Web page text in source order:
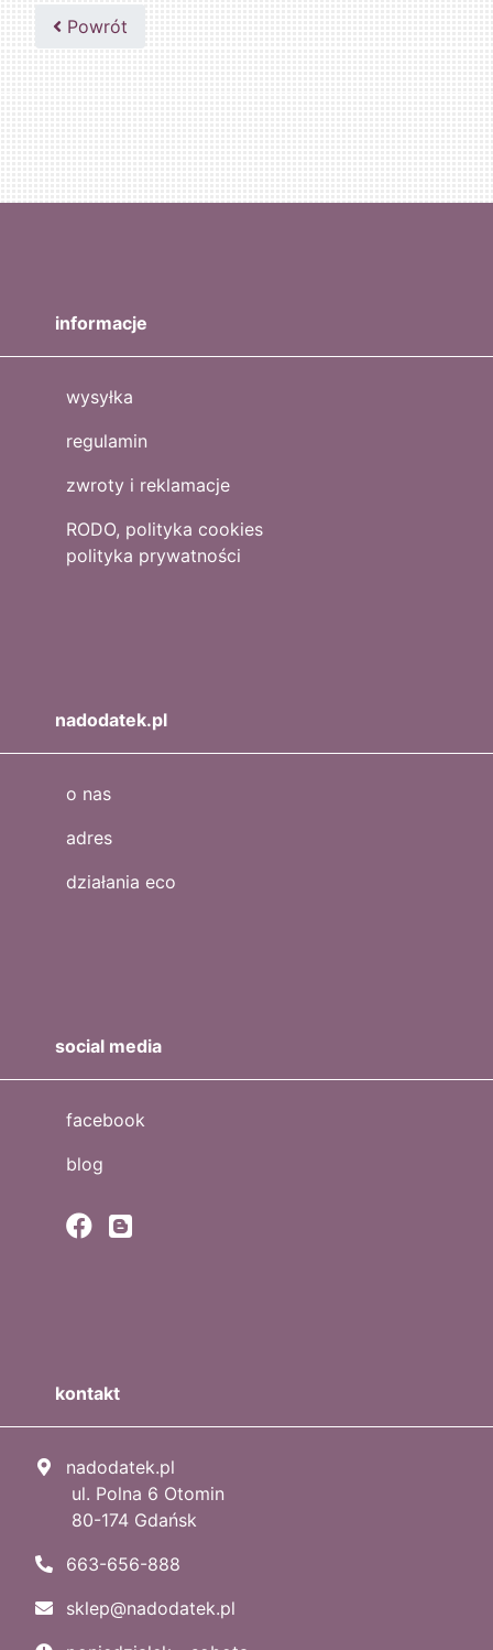
502047435
Powrót
informacje
wysyłka
regulamin
zwroty i reklamacje
RODO, polityka cookies
polityka prywatności
nadodatek.pl
o nas
adres
działania eco
social media
facebook
blog
kontakt
nadodatek.pl
ul. Polna 6 Otomin
80-174 Gdańsk
663-656-888
sklep@nadodatek.pl